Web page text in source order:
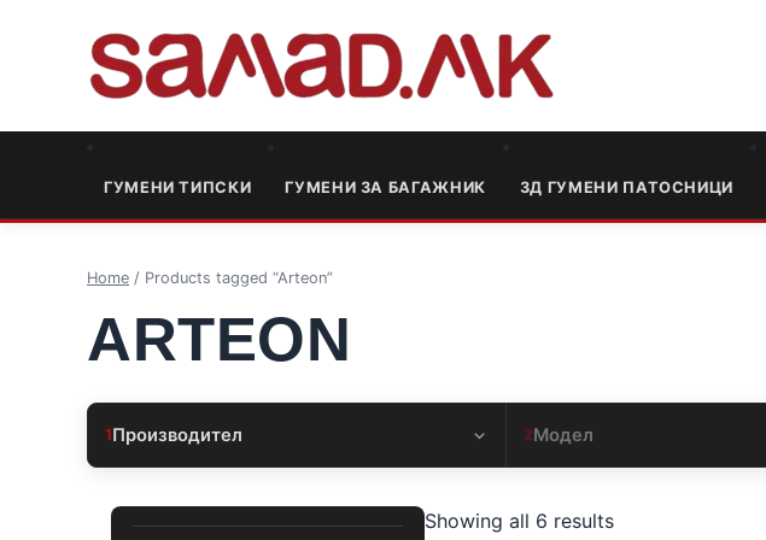
ГУМЕНИ ТИПСКИ ГУМЕНИ ЗА БАГАЖНИК 3Д ГУМЕНИ ПАТОСНИЦИ
Home / Products tagged “Arteon”
ARTEON
1Производител 2Модел
Showing all 6 results